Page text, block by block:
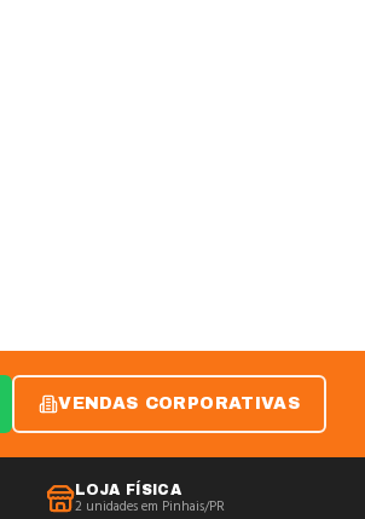
VENDAS CORPORATIVAS
LOJA FÍSICA
2 unidades em Pinhais/PR